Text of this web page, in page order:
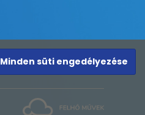
Minden süti engedélyezése